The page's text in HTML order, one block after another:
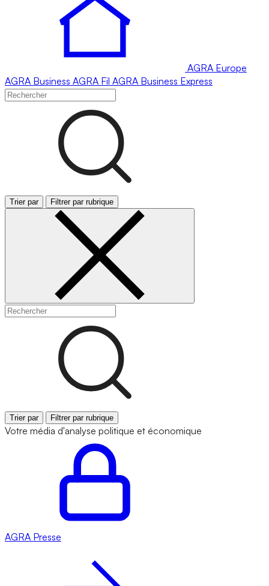
AGRA Europe
AGRA Business AGRA Fil AGRA Business Express
Trier par Filtrer par rubrique
Trier par Filtrer par rubrique
Votre média d'analyse politique et économique
AGRA Presse